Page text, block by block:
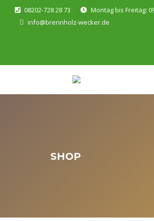
08202-728 28 73
Montag bis Freitag:
info@brennholz-wecker.de
SHOP